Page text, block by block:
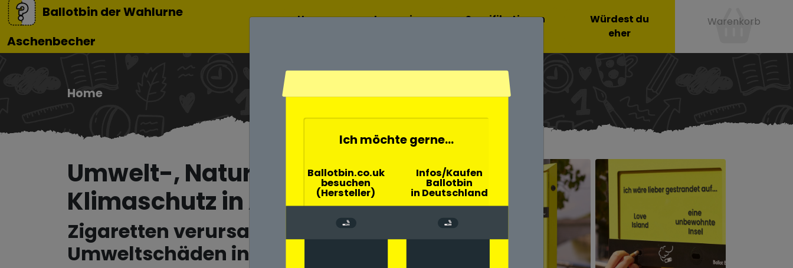
Ballotbin der Wahlurne
Aschenbecher
Home
Lesen sie
Spezifikationen
Würdest du
eher
Warenkorb
Home
Umwelt-, Natur- und
Klimaschutz in Arlewatt
Zigaretten verursachen große
Umweltschäden in Gemeinde Arlewatt
Ich möchte gerne...
Ballotbin.co.uk
besuchen
(Hersteller)
Infos/Kaufen
Ballotbin
in Deutschland